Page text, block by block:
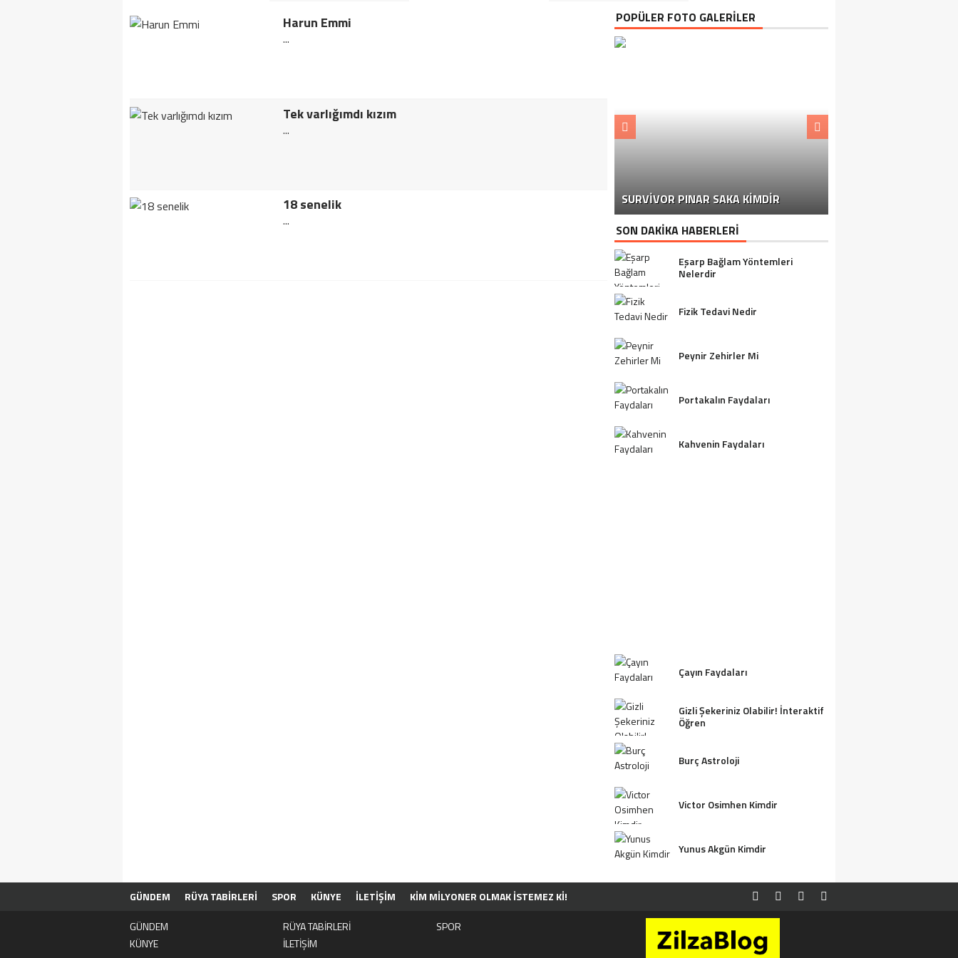
Harun Emmi
...
Tek varlığımdı kızım
...
18 senelik
...
POPÜLER FOTO GALERİLER
SURVIVOR PINAR SAKA KIMDIR
SON DAKİKA HABERLERİ
Eşarp Bağlam Yöntemleri
Nelerdir
Fizik Tedavi Nedir
Peynir Zehirler Mi
Portakalın Faydaları
Kahvenin Faydaları
Çayın Faydaları
Gizli Şekeriniz Olabilir! İnteraktif
Öğren
Burç Astroloji
Victor Osimhen Kimdir
Yunus Akgün Kimdir
GÜNDEM RÜYA TABİRLERİ SPOR KÜNYE İLETİŞİM
KIM MILYONER OLMAK İSTEMEZ KI!
GÜNDEM
RÜYA TABİRLERİ
SPOR
KÜNYE
İLETİŞİM